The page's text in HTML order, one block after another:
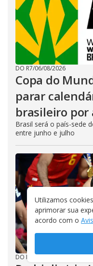
DO R7/06/08/2026
Copa do
parar
brasileiro por
Brasil será o país-sede
entre junho e julho
DO R7 06/08/2026
Utilizamos
aprimorar sua
acordo com o